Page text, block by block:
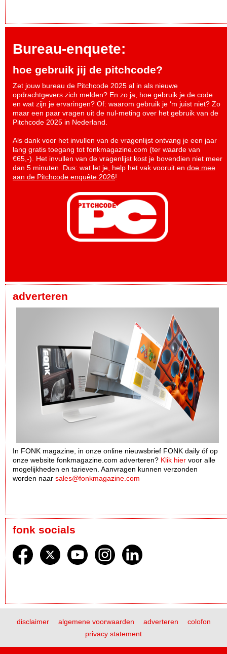
Bureau-enquete:
hoe gebruik jij de pitchcode?
Zet jouw bureau de Pitchcode 2025 al in als nieuwe
opdrachtgevers zich melden? En zo ja, hoe gebruik je de code
en wat zijn je ervaringen? Of: waarom gebruik je ‘m juist niet? Zo
maar een paar vragen uit de nul-meting over het gebruik van de
Pitchcode 2025 in Nederland.
Als dank voor het invullen van de vragenlijst ontvang je een jaar
lang gratis toegang tot fonkmagazine.com (ter waarde van
€65,-). Het invullen van de vragenlijst kost je bovendien niet meer
dan 5 minuten. Dus: wat let je, help het vak vooruit en doe mee
aan de Pitchcode enquête 2026!
adverteren
In FONK magazine, in onze online nieuwsbrief FONK daily óf op
onze website fonkmagazine.com adverteren? Klik hier voor alle
mogelijkheden en tarieven. Aanvragen kunnen verzonden
worden naar sales@fonkmagazine.com
fonk socials
disclaimer algemene voorwaarden adverteren
colofon
privacy statement